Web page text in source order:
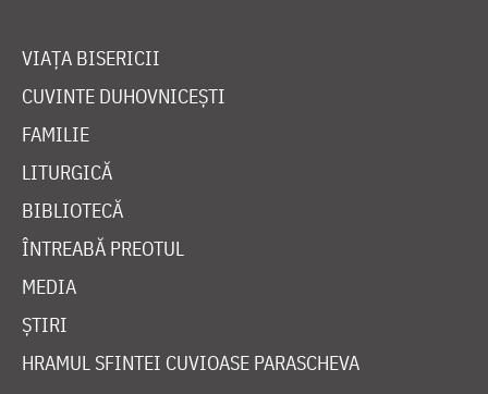
VIAȚA BISERICII
CUVINTE DUHOVNICEȘTI
FAMILIE
LITURGICĂ
BIBLIOTECĂ
ÎNTREABĂ PREOTUL
MEDIA
ȘTIRI
HRAMUL SFINTEI CUVIOASE PARASCHEVA